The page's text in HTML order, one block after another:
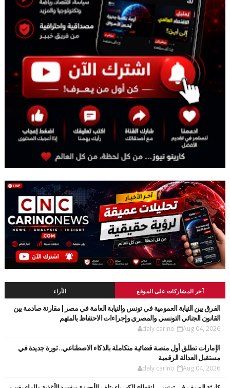
آخر المشاركات على الموقع الأراء
الفرق بين النيابة العمومية في تونس والنيابة العامة في مصر | مقارنة صادمة بين
القانون الجنائي التونسي والمصري وإجراءات الاحتفاظ بالمتهم
daly carino Aug 04, 2026
الإمارات تطلق أول منصة قضائية متكاملة بالذكاء الاصطناعي.. ثورة جديدة في
مستقبل العدالة الرقمية
daly carino Aug 04, 2026